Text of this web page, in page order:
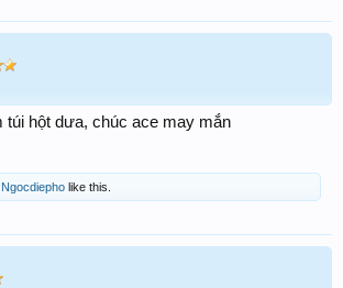
túi hột dưa, chúc ace may mắn
Ngocdiepho like this.